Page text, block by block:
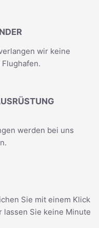
wir keine
werden bei uns
Sie mit einem Klick
lassen Sie keine Minute